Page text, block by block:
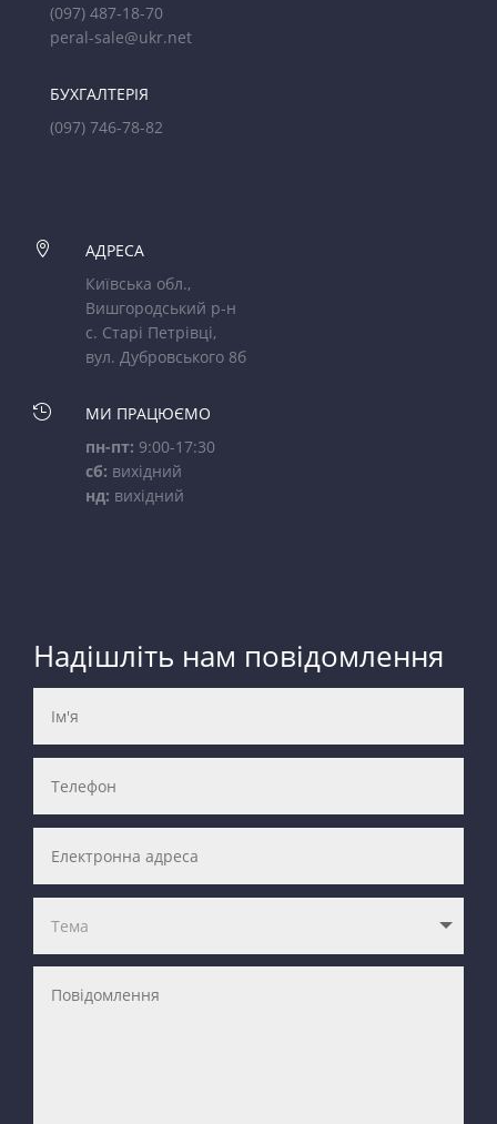
(097) 487-18-70
peral-sale@ukr.net
БУХГАЛТЕРІЯ
(097) 746-78-82

АДРЕСА
Київська обл.,
Вишгородський р-н
с. Старі Петрівці,
вул. Дубровського 8б

МИ ПРАЦЮЄМО
пн-пт: 9:00-17:30
сб: вихідний
нд: вихідний
Надішліть нам повідомлення